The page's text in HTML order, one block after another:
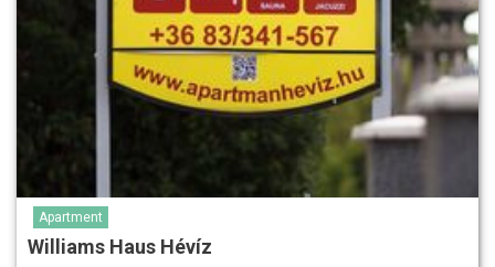
Apartment
Williams Haus Hévíz